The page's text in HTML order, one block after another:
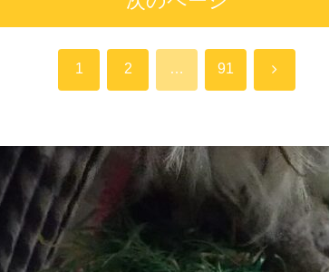
1 2 … 91 次